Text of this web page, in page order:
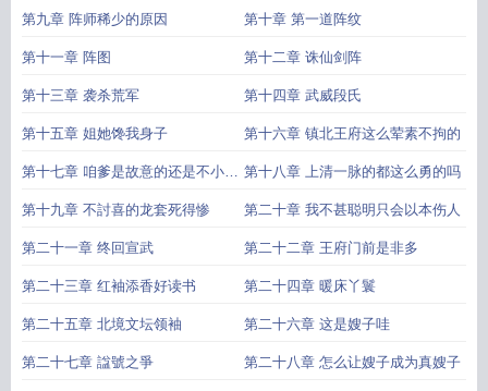
第九章 阵师稀少的原因 第十章 第一道阵纹
第十一章 阵图 第十二章 诛仙剑阵
第十三章 袭杀荒军 第十四章 武威段氏
第十五章 姐她馋我身子 第十六章 镇北王府这么荤素不拘的
第十七章 咱爹是故意的还是不小心
的
第十八章 上清一脉的都这么勇的吗
第十九章 不討喜的龙套死得惨 第二十章 我不甚聪明只会以本伤人
第二十一章 终回宣武 第二十二章 王府门前是非多
第二十三章 红袖添香好读书 第二十四章 暖床丫鬟
第二十五章 北境文坛领袖 第二十六章 这是嫂子哇
第二十七章 諡號之爭 第二十八章 怎么让嫂子成为真嫂子